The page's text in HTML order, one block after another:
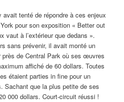
tenté de répondre à ces enjeux
pour son exposition « Better out
vaut à l’extérieur que dedans ».
sans prévenir, il avait monté un
de Central Park où ses œuvres
affiché de 60 dollars. Toutes
étaient parties in fine pour un
Sachant que la plus petite de ses
000 dollars. Court-circuit réussi !